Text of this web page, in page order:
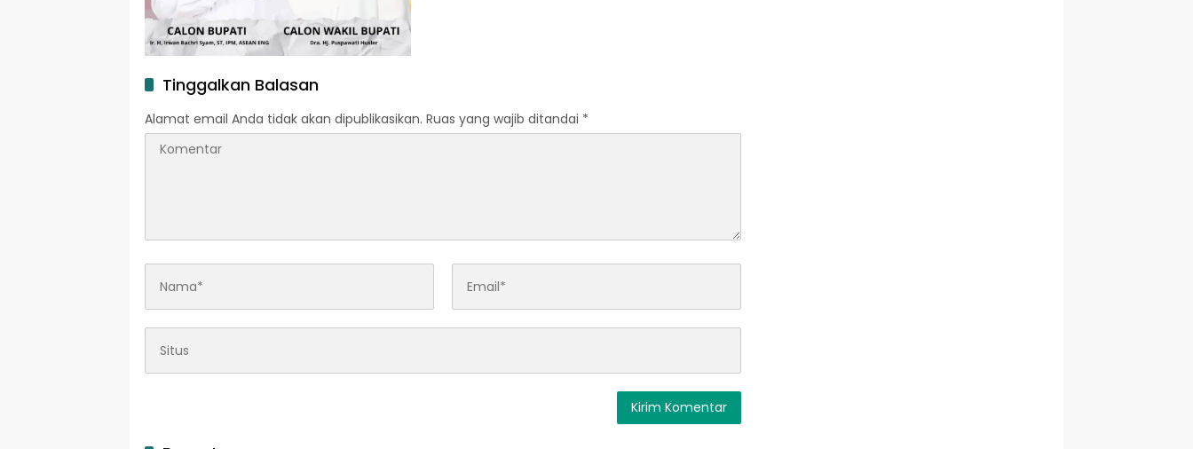
Tinggalkan Balasan
Alamat email Anda tidak akan dipublikasikan. Ruas yang wajib ditandai *